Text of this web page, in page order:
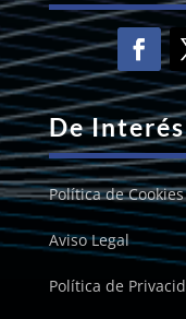
De Interés
Política de Cookies
Aviso Legal
Política de